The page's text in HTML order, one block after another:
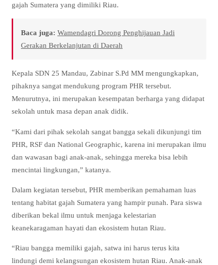
gajah Sumatera yang dimiliki Riau.
Baca juga: Wamendagri Dorong Penghijauan Jadi
Gerakan Berkelanjutan di Daerah
Kepala SDN 25 Mandau, Zabinar S.Pd MM mengungkapkan,
pihaknya sangat mendukung program PHR tersebut.
Menurutnya, ini merupakan kesempatan berharga yang didapat
sekolah untuk masa depan anak didik.
“Kami dari pihak sekolah sangat bangga sekali dikunjungi tim
PHR, RSF dan National Geographic, karena ini merupakan ilmu
dan wawasan bagi anak-anak, sehingga mereka bisa lebih
mencintai lingkungan,” katanya.
Dalam kegiatan tersebut, PHR memberikan pemahaman luas
tentang habitat gajah Sumatera yang hampir punah. Para siswa
diberikan bekal ilmu untuk menjaga kelestarian
keanekaragaman hayati dan ekosistem hutan Riau.
“Riau bangga memiliki gajah, satwa ini harus terus kita
lindungi demi kelangsungan ekosistem hutan Riau. Anak-anak